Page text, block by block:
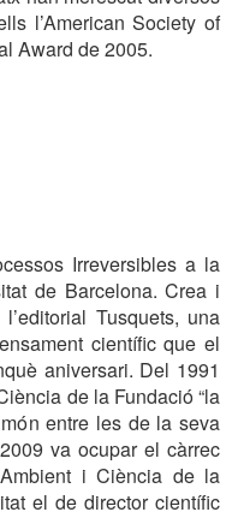
l’American Society of
Award de 2005.
Irreversibles a la
de Barcelona. Crea i
Tusquets, una
científic que el
aniversari. Del 1991
de la Fundació “la
entre les de la seva
va ocupar el càrrec
i Ciència de la
el de director científic